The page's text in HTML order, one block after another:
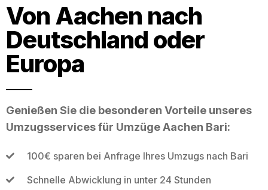
Von Aachen nach
Deutschland oder
Europa
Genießen Sie die besonderen Vorteile unseres
Umzugsservices für Umzüge Aachen Bari:
100€ sparen bei Anfrage Ihres Umzugs nach Bari
Schnelle Abwicklung in unter 24 Stunden